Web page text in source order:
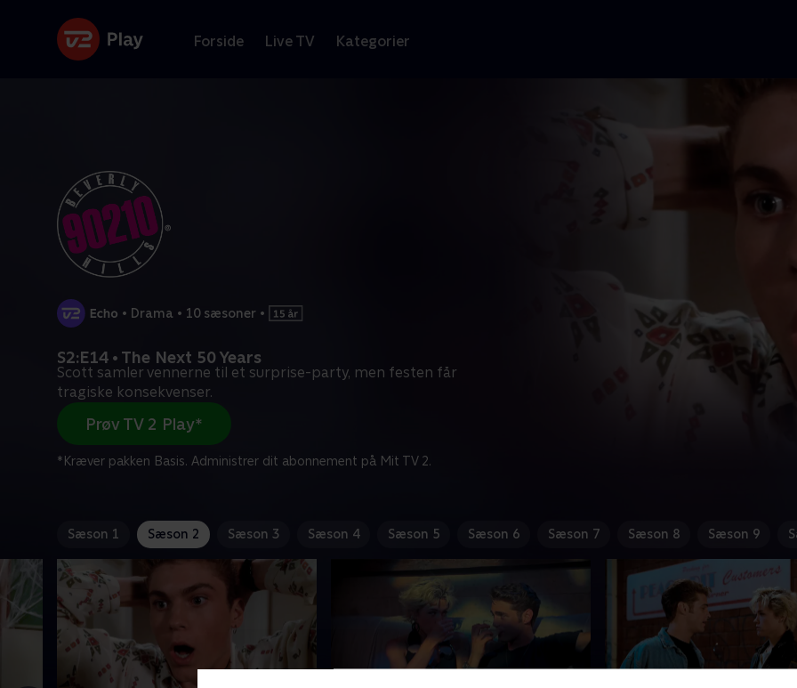
Forside Live TV Kategorier
• Drama • 10 sæsoner •
S2:E14 • The Next 50 Years
Scott samler vennerne til et surprise-party, men festen får
tragiske konsekvenser.
Prøv TV 2 Play*
*Kræver pakken Basis. Administrer dit abonnement på Mit TV 2.
Sæson 1 Sæson 2 Sæson 3 Sæson 4 Sæson 5 Sæson 6 Sæson 7 Sæson 8 Sæson 9